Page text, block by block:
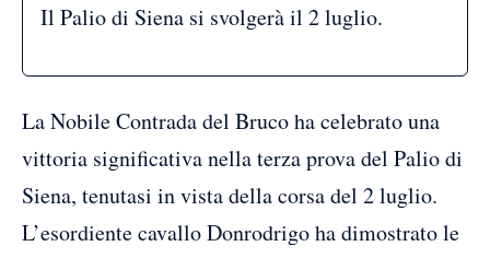
Il Palio di Siena si svolgerà il 2 luglio.
La Nobile Contrada del Bruco ha celebrato una
vittoria significativa nella terza prova del Palio di
Siena, tenutasi in vista della corsa del 2 luglio.
L’esordiente cavallo Donrodrigo ha dimostrato le